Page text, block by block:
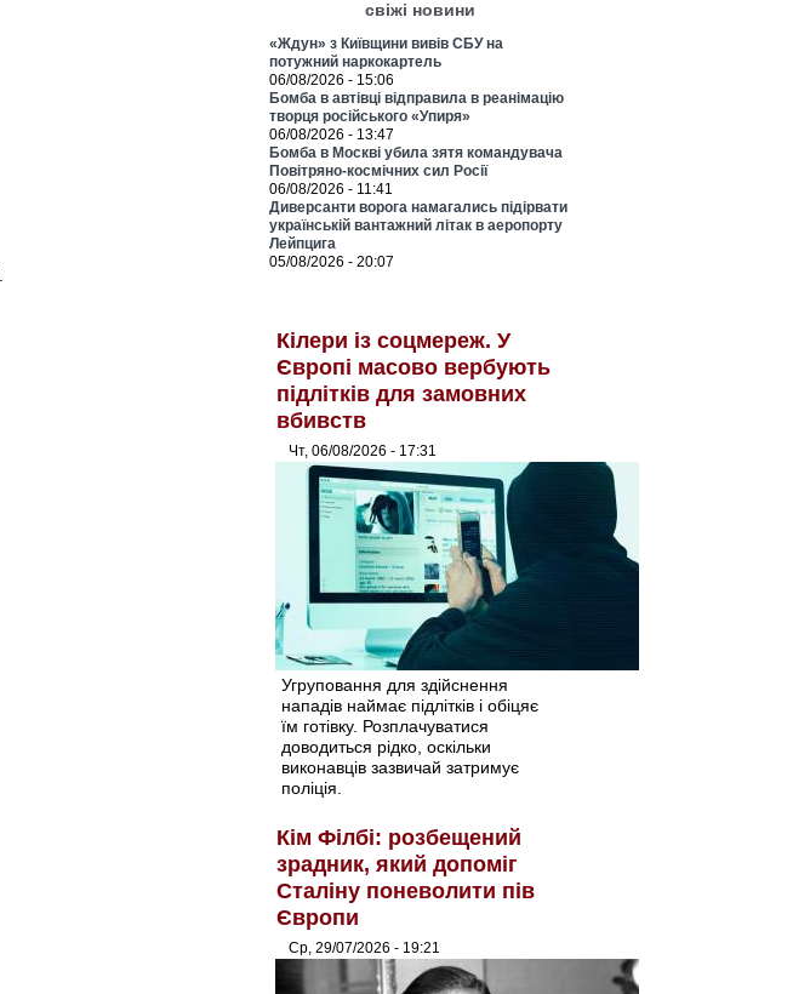
свіжі новини
«Ждун» з Київщини вивів СБУ на
потужний наркокартель
06/08/2026 - 15:06
Бомба в автівці відправила в реанімацію
творця російського «Упиря»
06/08/2026 - 13:47
Бомба в Москві убила зятя командувача
Повітряно-космічних сил Росії
06/08/2026 - 11:41
Диверсанти ворога намагались підірвати
українській вантажний літак в аеропорту
Лейпцига
05/08/2026 - 20:07
Кілери із соцмереж. У
Європі масово вербують
підлітків для замовних
вбивств
Чт, 06/08/2026 - 17:31
Угруповання для здійснення
нападів наймає підлітків і обіцяє
їм готівку. Розплачуватися
доводиться рідко, оскільки
виконавців зазвичай затримує
поліція.
Кім Філбі: розбещений
зрадник, який допоміг
Сталіну поневолити пів
Європи
Ср, 29/07/2026 - 19:21